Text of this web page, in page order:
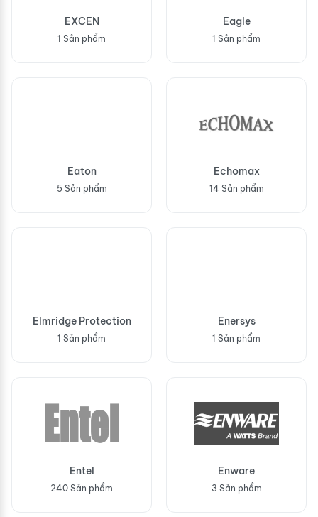
EXCEN
1 Sản phẩm
Eagle
1 Sản phẩm
Eaton
5 Sản phẩm
Echomax
14 Sản phẩm
Elmridge Protection
1 Sản phẩm
Enersys
1 Sản phẩm
Entel
240 Sản phẩm
Enware
3 Sản phẩm